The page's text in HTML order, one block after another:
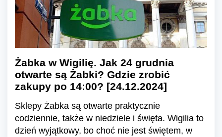
Żabka w Wigilię. Jak 24 grudnia
otwarte są Żabki? Gdzie zrobić
zakupy po 14:00? [24.12.2024]
Sklepy Żabka są otwarte praktycznie
codziennie, także w niedziele i święta. Wigilia to
dzień wyjątkowy, bo choć nie jest świętem, w